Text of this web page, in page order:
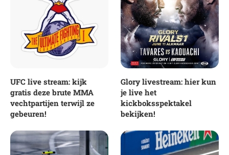
UFC live stream: kijk
gratis deze brute MMA
vechtpartijen terwijl ze
gebeuren!
Glory livestream: hier kun
je live het
kickboksspektakel
bekijken!